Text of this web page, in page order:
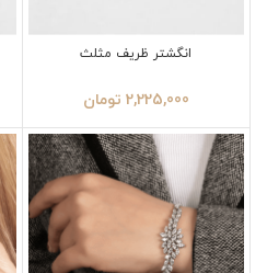
انگشتر ظریف مثلث
2,225,000 تومان